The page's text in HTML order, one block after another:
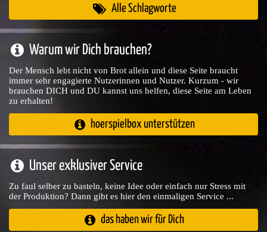
Alle Schlagworte
Warum wir Dich brauchen?
Der Mensch lebt nicht von Brot allein und diese Seite braucht
immer sehr engagierte Nutzerinnen und Nutzer. Kurzum - wir
brauchen DICH und DU kannst uns helfen, diese Seite am Leben
zu erhalten!
hoerspielbox unterstützen
Unser exklusiver Service
Zu faul selber zu basteln, keine Idee oder einfach nur Stress mit
der Produktion? Dann gibt es hier den einmaligen Service ...
das haben wir für Dich